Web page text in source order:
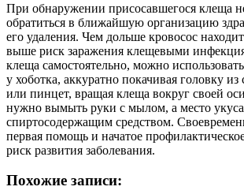
При обнаружении присосавшегося клеща
обратиться в ближайшую организацию
его удаления. Чем дольше кровосос
выше риск заражения клещевыми
клеща самостоятельно, можно
у хоботка, аккуратно покачивая головку
или пинцет, вращая клеща вокруг своей
нужно вымыть руки с мылом, а место укуса
спиртосодержащим средством.
первая помощь и начатое
риск развития заболевания.
Похожие записи: